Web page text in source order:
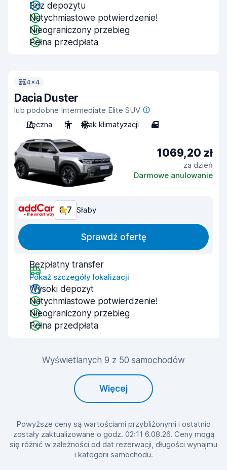
Bez depozytu
Natychmiastowe potwierdzenie!
Nieograniczony przebieg
Pełna przedpłata
4x4
Dacia Duster
lub podobne Intermediate Elite SUV
Ręczna
5 Brak klimatyzacji 4
1069,20 zł
za dzień
Darmowe anulowanie
6,7 Słaby
Sprawdź ofertę
Bezpłatny transfer
Pokaż szczegóły lokalizacji
Wysoki depozyt
Natychmiastowe potwierdzenie!
Nieograniczony przebieg
Pełna przedpłata
Wyświetlanych 9 z 50 samochodów
Więcej
Powyższe ceny są wartościami przybliżonymi i ostatnio
zostały zaktualizowane o godz. 02:11 6.08.26. Ceny mogą
się różnić w zależności od dat rezerwacji, długości wynajmu
i kategorii samochodu.